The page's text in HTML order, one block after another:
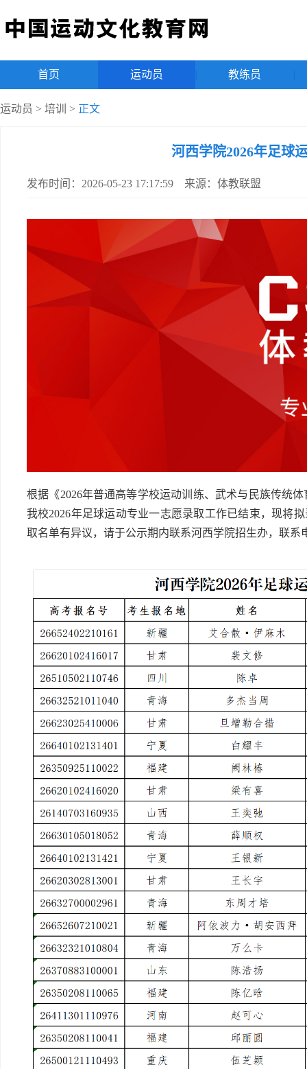
首页 运动员 教练员
运动员 > 培训 > 正文
河西学院2026年足球
发布时间：2026-05-23 17:17:59 来源：体教联盟
根据《2026年普通高等学校运动训练、武术与民族传统
我校2026年足球运动专业一志愿录取工作已结束，现将
取名单有异议，请于公示期内联系河西学院招生办，联系